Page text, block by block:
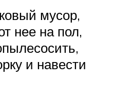
мусор,
нее на пол,
и навести